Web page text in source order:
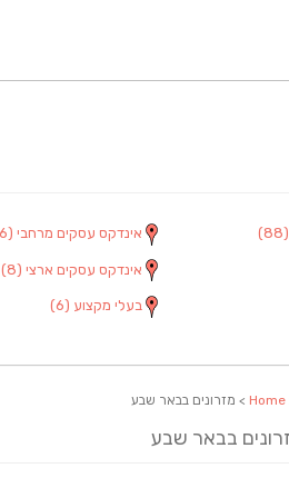
(88) אינדקס עסקים מרחבי (66)
אינדקס עסקים ארצי (8)
בעלי מקצוע (6)
Home > מזרונים בבאר שבע